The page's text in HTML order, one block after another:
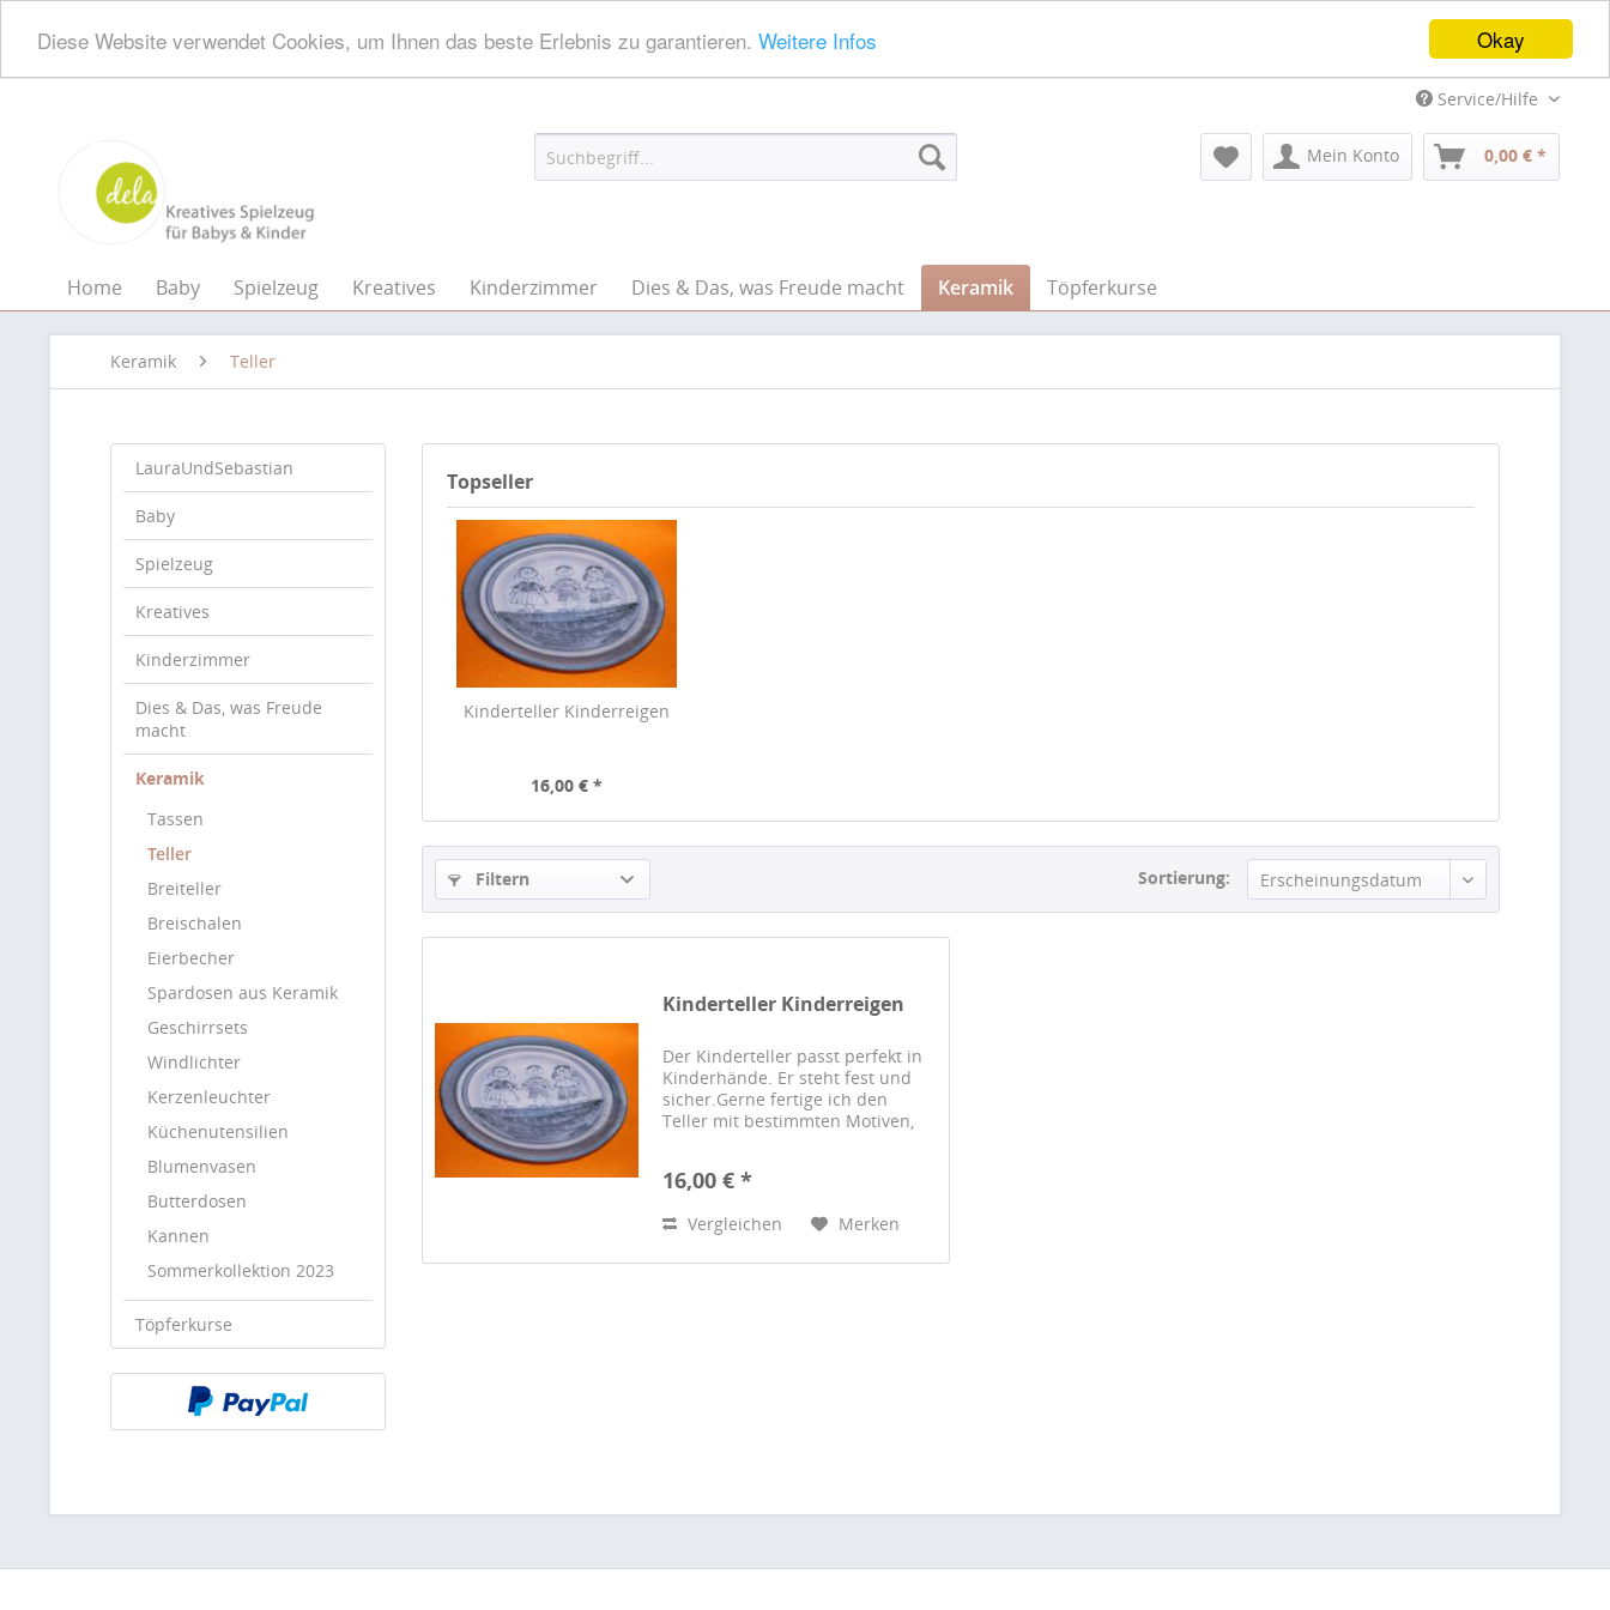
Okay
Diese Website verwendet Cookies, um Ihnen das beste Erlebnis zu garantieren. Weitere Infos
Service/Hilfe
Mein Konto 0,00 € *
Home Baby Spielzeug Kreatives Kinderzimmer Dies & Das, was Freude macht Keramik Töpferkurse
Keramik Teller
LauraUndSebastian
Baby
Spielzeug
Kreatives
Kinderzimmer
Dies & Das, was Freude
macht
Keramik
Tassen
Teller
Breiteller
Breischalen
Eierbecher
Spardosen aus Keramik
Geschirrsets
Windlichter
Kerzenleuchter
Küchenutensilien
Blumenvasen
Butterdosen
Kannen
Sommerkollektion 2023
Töpferkurse
Topseller
Kinderteller Kinderreigen
16,00 € *
Filtern Sortierung: Erscheinungsdatum
Kinderteller Kinderreigen
Der Kinderteller passt perfekt in
Kinderhände. Er steht fest und
sicher.Gerne fertige ich den
Teller mit bestimmten Motiven,
eventuell auch das Taufdatum
16,00 € *
Vergleichen Merken